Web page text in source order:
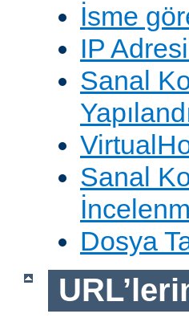
İsme
IP
Sanal
Sanal
Dosya